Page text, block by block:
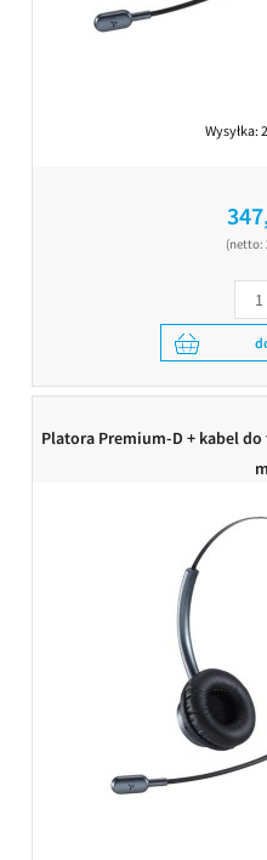
Wysyłka:
(netto:
Platora Premium-D + kabel